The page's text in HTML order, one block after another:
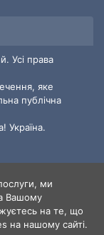
Усі права
яке
публічна
Україна.
ми
Вашому
на те, що
на нашому сайті.